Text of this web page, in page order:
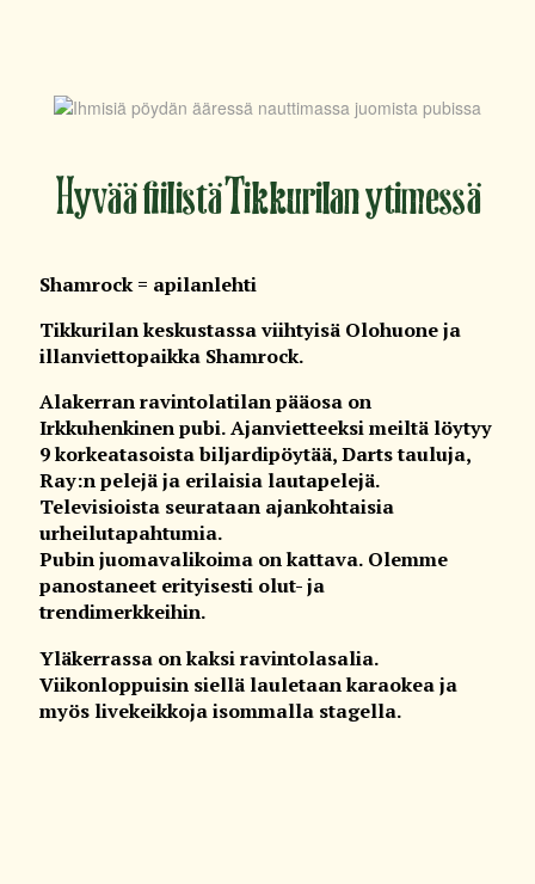
Hyvää fiilistä Tikkurilan ytimessä
Shamrock= apilanlehti
Tikkurilan keskustassa viihtyisä Olohuone ja
illanviettopaikka Shamrock.
Alakerran ravintolatilan pääosa on
Irkkuhenkinen pubi. Ajanvietteeksi meiltä löytyy
9 korkeatasoista biljardipöytää, Darts tauluja,
Ray:n pelejä ja erilaisia lautapelejä.
Televisioista seurataan ajankohtaisia
urheilutapahtumia.
Pubin juomavalikoima on kattava. Olemme
panostaneet erityisesti olut- ja
trendimerkkeihin.
Yläkerrassa on kaksi ravintolasalia.
Viikonloppuisin siellä lauletaan karaokea ja
myös livekeikkoja isommalla stagella.